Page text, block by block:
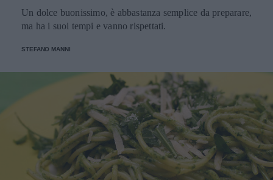
Un dolce buonissimo, è abbastanza semplice da preparare,
ma ha i suoi tempi e vanno rispettati.
STEFANO MANNI